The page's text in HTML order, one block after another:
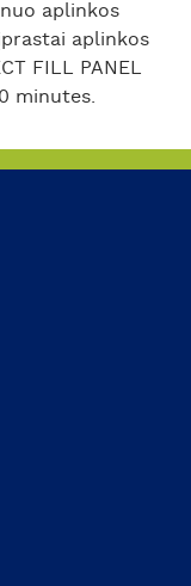
aplinkos
aplinkos
FILL PANEL
minutes.